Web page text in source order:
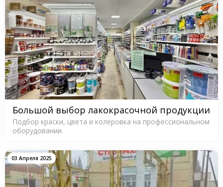
Большой выбор лакокрасочной продукции
Подбор краски, цвета и колеровка на профессиональном
оборудовании.
03 Апреля 2025